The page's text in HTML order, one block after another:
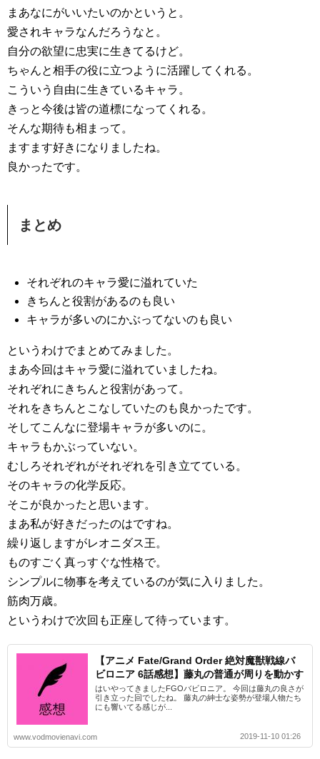
まあなにがいいたいのかというと。
愛されキャラなんだろうなと。
自分の欲望に忠実に生きてるけど。
ちゃんと相手の役に立つように活躍してくれる。
こういう自由に生きているキャラ。
きっと今後は皆の道標になってくれる。
そんな期待も相まって。
ますます好きになりましたね。
良かったです。
まとめ
それぞれのキャラ愛に溢れていた
きちんと役割があるのも良い
キャラが多いのにかぶってないのも良い
というわけでまとめてみました。
まあ今回はキャラ愛に溢れていましたね。
それぞれにきちんと役割があって。
それをきちんとこなしていたのも良かったです。
そしてこんなに登場キャラが多いのに。
キャラもかぶっていない。
むしろそれぞれがそれぞれを引き立てている。
そのキャラの化学反応。
そこが良かったと思います。
まあ私が好きだったのはですね。
繰り返しますがレオニダス王。
ものすごく真っすぐな性格で。
シンプルに物事を考えているのが気に入りました。
筋肉万歳。
というわけで次回も正座して待っています。
【アニメ Fate/Grand Order 絶対魔獣戦線バ
ビロニア 6話感想】藤丸の普通が周りを動かす
はいやってきましたFGOバビロニア。 今回は藤丸の良さが
引き立った回でしたね。 藤丸の紳士な姿勢が登場人物たち
にも響いてる感じが...
www.vodmovienavi.com 2019-11-10 01:26